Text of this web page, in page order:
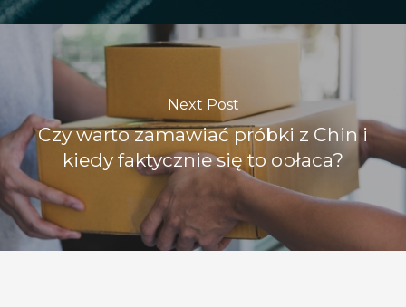
Next Post
Czy warto zamawiać próbki z Chin i
kiedy faktycznie się to opłaca?